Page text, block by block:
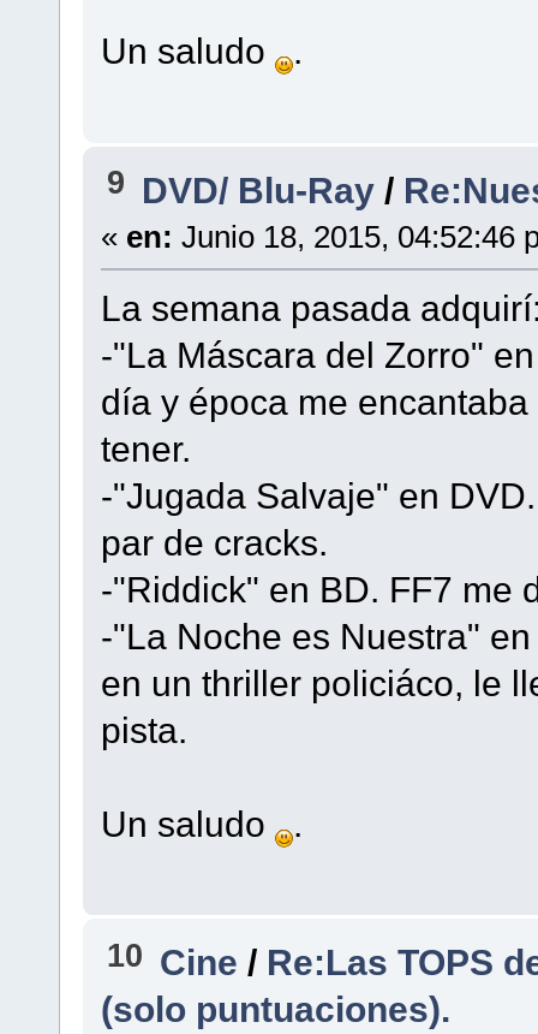
Un saludo .
9 DVD/ Blu-Ray /
« en: Junio 18, 2015, 04:52:46
La semana pasada
-"La Máscara del Zorro"
día y época me
tener.
-"Jugada Salvaje" en
par de cracks.
-"Riddick" en BD. FF7 me
-"La Noche es Nuestra"
en un thriller policiáco, le
pista.
Un saludo .
10 Cine/ Re:Las TOPS
(solo puntuaciones).